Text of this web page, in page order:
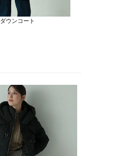
ダウンコート